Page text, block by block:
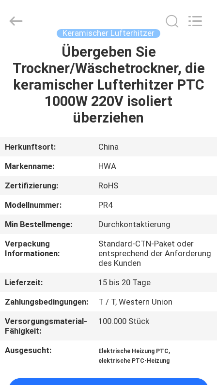
PRODUKTE
WERKSBESICHTIGUNG
QUALITÄTSKONTROLLE
KONTAKTIEREN
SIE
UNS
NEUIGKEITEN
ANGEBOT
ANFORDERN
Keramischer Lufterhitzer
Übergeben Sie
Trockner/Wäschetrockner, die
keramischer Lufterhitzer PTC
1000W 220V isoliert
überziehen
Herkunftsort:
China
Markenname:
HWA
Zertifizierung:
RoHS
Modellnummer:
PR4
Min Bestellmenge:
Durchkontaktierung
Verpackung
Informationen:
Standard-CTN-Paket oder
entsprechend der Anforderung
des Kunden
Lieferzeit:
15 bis 20 Tage
Zahlungsbedingungen:
T / T, Western Union
Versorgungsmaterial-
Fähigkeit:
100.000 Stück
Ausgesucht: Elektrische Heizung PTC,
elektrische PTC-Heizung